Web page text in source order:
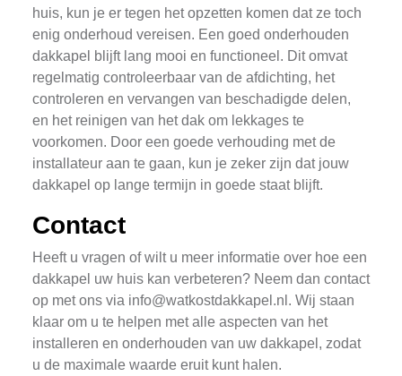
huis, kun je er tegen het opzetten komen dat ze toch
enig onderhoud vereisen. Een goed onderhouden
dakkapel blijft lang mooi en functioneel. Dit omvat
regelmatig controleerbaar van de afdichting, het
controleren en vervangen van beschadigde delen,
en het reinigen van het dak om lekkages te
voorkomen. Door een goede verhouding met de
installateur aan te gaan, kun je zeker zijn dat jouw
dakkapel op lange termijn in goede staat blijft.
Contact
Heeft u vragen of wilt u meer informatie over hoe een
dakkapel uw huis kan verbeteren? Neem dan contact
op met ons via info@watkostdakkapel.nl . Wij staan
klaar om u te helpen met alle aspecten van het
installeren en onderhouden van uw dakkapel, zodat
u de maximale waarde eruit kunt halen.